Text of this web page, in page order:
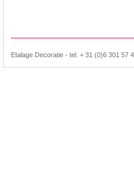
Etalage Decoratie - tel. + 31 (0)6 301 57